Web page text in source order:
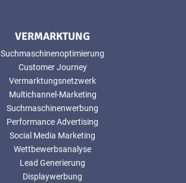
VERMARKTUNG
Suchmaschinenoptimierung
Customer Journey
Vermarktungsnetzwerk
Multichannel-Marketing
Suchmaschinenwerbung
Performance Advertising
Social Media Marketing
Wettbewerbsanalyse
Lead Generierung
Displaywerbung